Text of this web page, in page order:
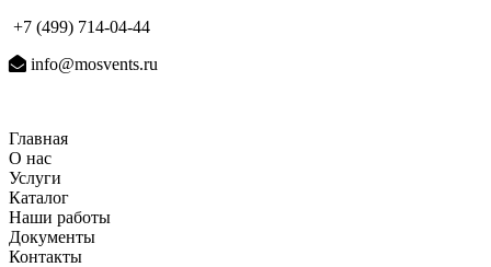
+7 (499) 714-04-44
info@mosvents.ru
Главная
О нас
Услуги
Каталог
Наши работы
Документы
Контакты